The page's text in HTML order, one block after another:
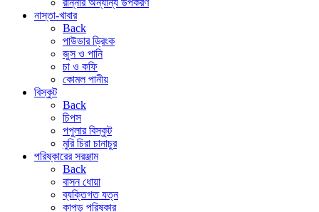
নাস্তা-খাবার
Back
পাউডার ড্রিংক
জুস ও পানি
চা ও কফি
কোমল পানীয়
বিস্কুট
Back
চিপস
পপুলার বিস্কুট
মুরি চিরা চানাচুর
পরিষ্কারের সরঞ্জাম
Back
বাসন ধোয়া
ব্যক্তিগত যত্ন
কাপড় পরিষ্কার